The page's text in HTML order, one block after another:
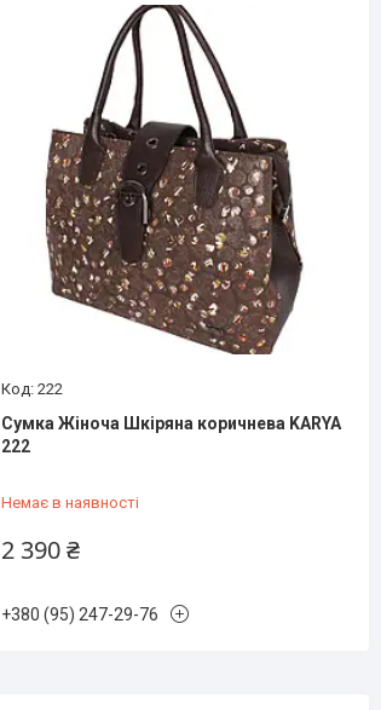
222
Сумка Жіноча Шкіряна коричнева KARYA
222
Немає в наявності
2 390 ₴
+380 (95) 247-29-76